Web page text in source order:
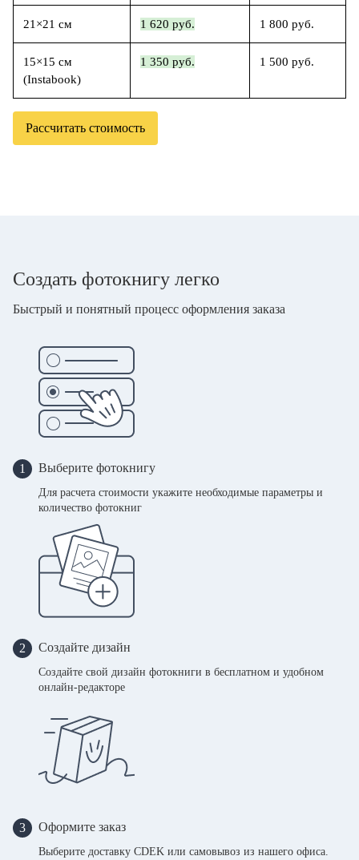
21×21 см 1 620 руб. 1 800 руб.
15×15 см
(Instabook)
1 350 руб. 1 500 руб.
Рассчитать стоимость
Создать фотокнигу легко
Быстрый и понятный процесс оформления заказа
1 Выберите фотокнигу
Для расчета стоимости укажите необходимые параметры и
количество фотокниг
2 Создайте дизайн
Создайте свой дизайн фотокниги в бесплатном и удобном
онлайн-редакторе
3 Оформите заказ
Выберите доставку CDEK или самовывоз из нашего офиса.